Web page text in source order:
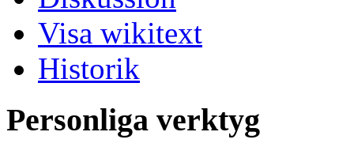
Visa wikitext
Historik
Personliga verktyg